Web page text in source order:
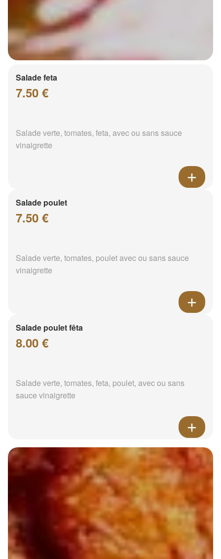
Salade feta
7.50 €
Salade verte, tomates, feta, avec ou sans sauce
vinaigrette
Salade poulet
7.50 €
Salade verte, tomates, poulet avec ou sans sauce
vinaigrette
Salade poulet fêta
8.00 €
Salade verte, tomates, feta, poulet, avec ou sans
sauce vinaigrette